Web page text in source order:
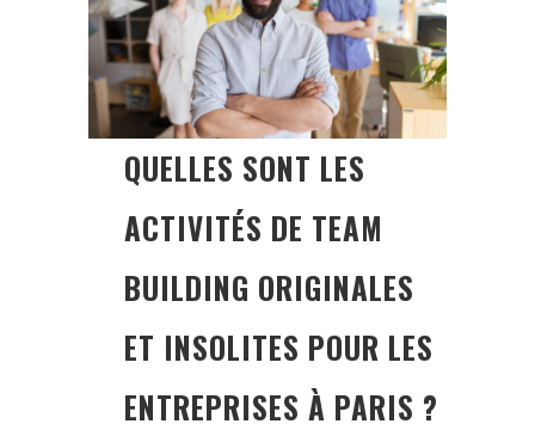
QUELLES SONT LES
ACTIVITÉS DE TEAM
BUILDING ORIGINALES
ET INSOLITES POUR LES
ENTREPRISES À PARIS ?